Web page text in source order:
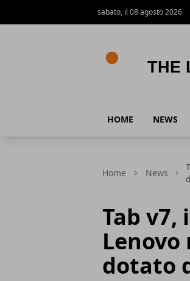
sabato, il 08 agosto 2026
HOME NEWS
Home News
Tab
dotato